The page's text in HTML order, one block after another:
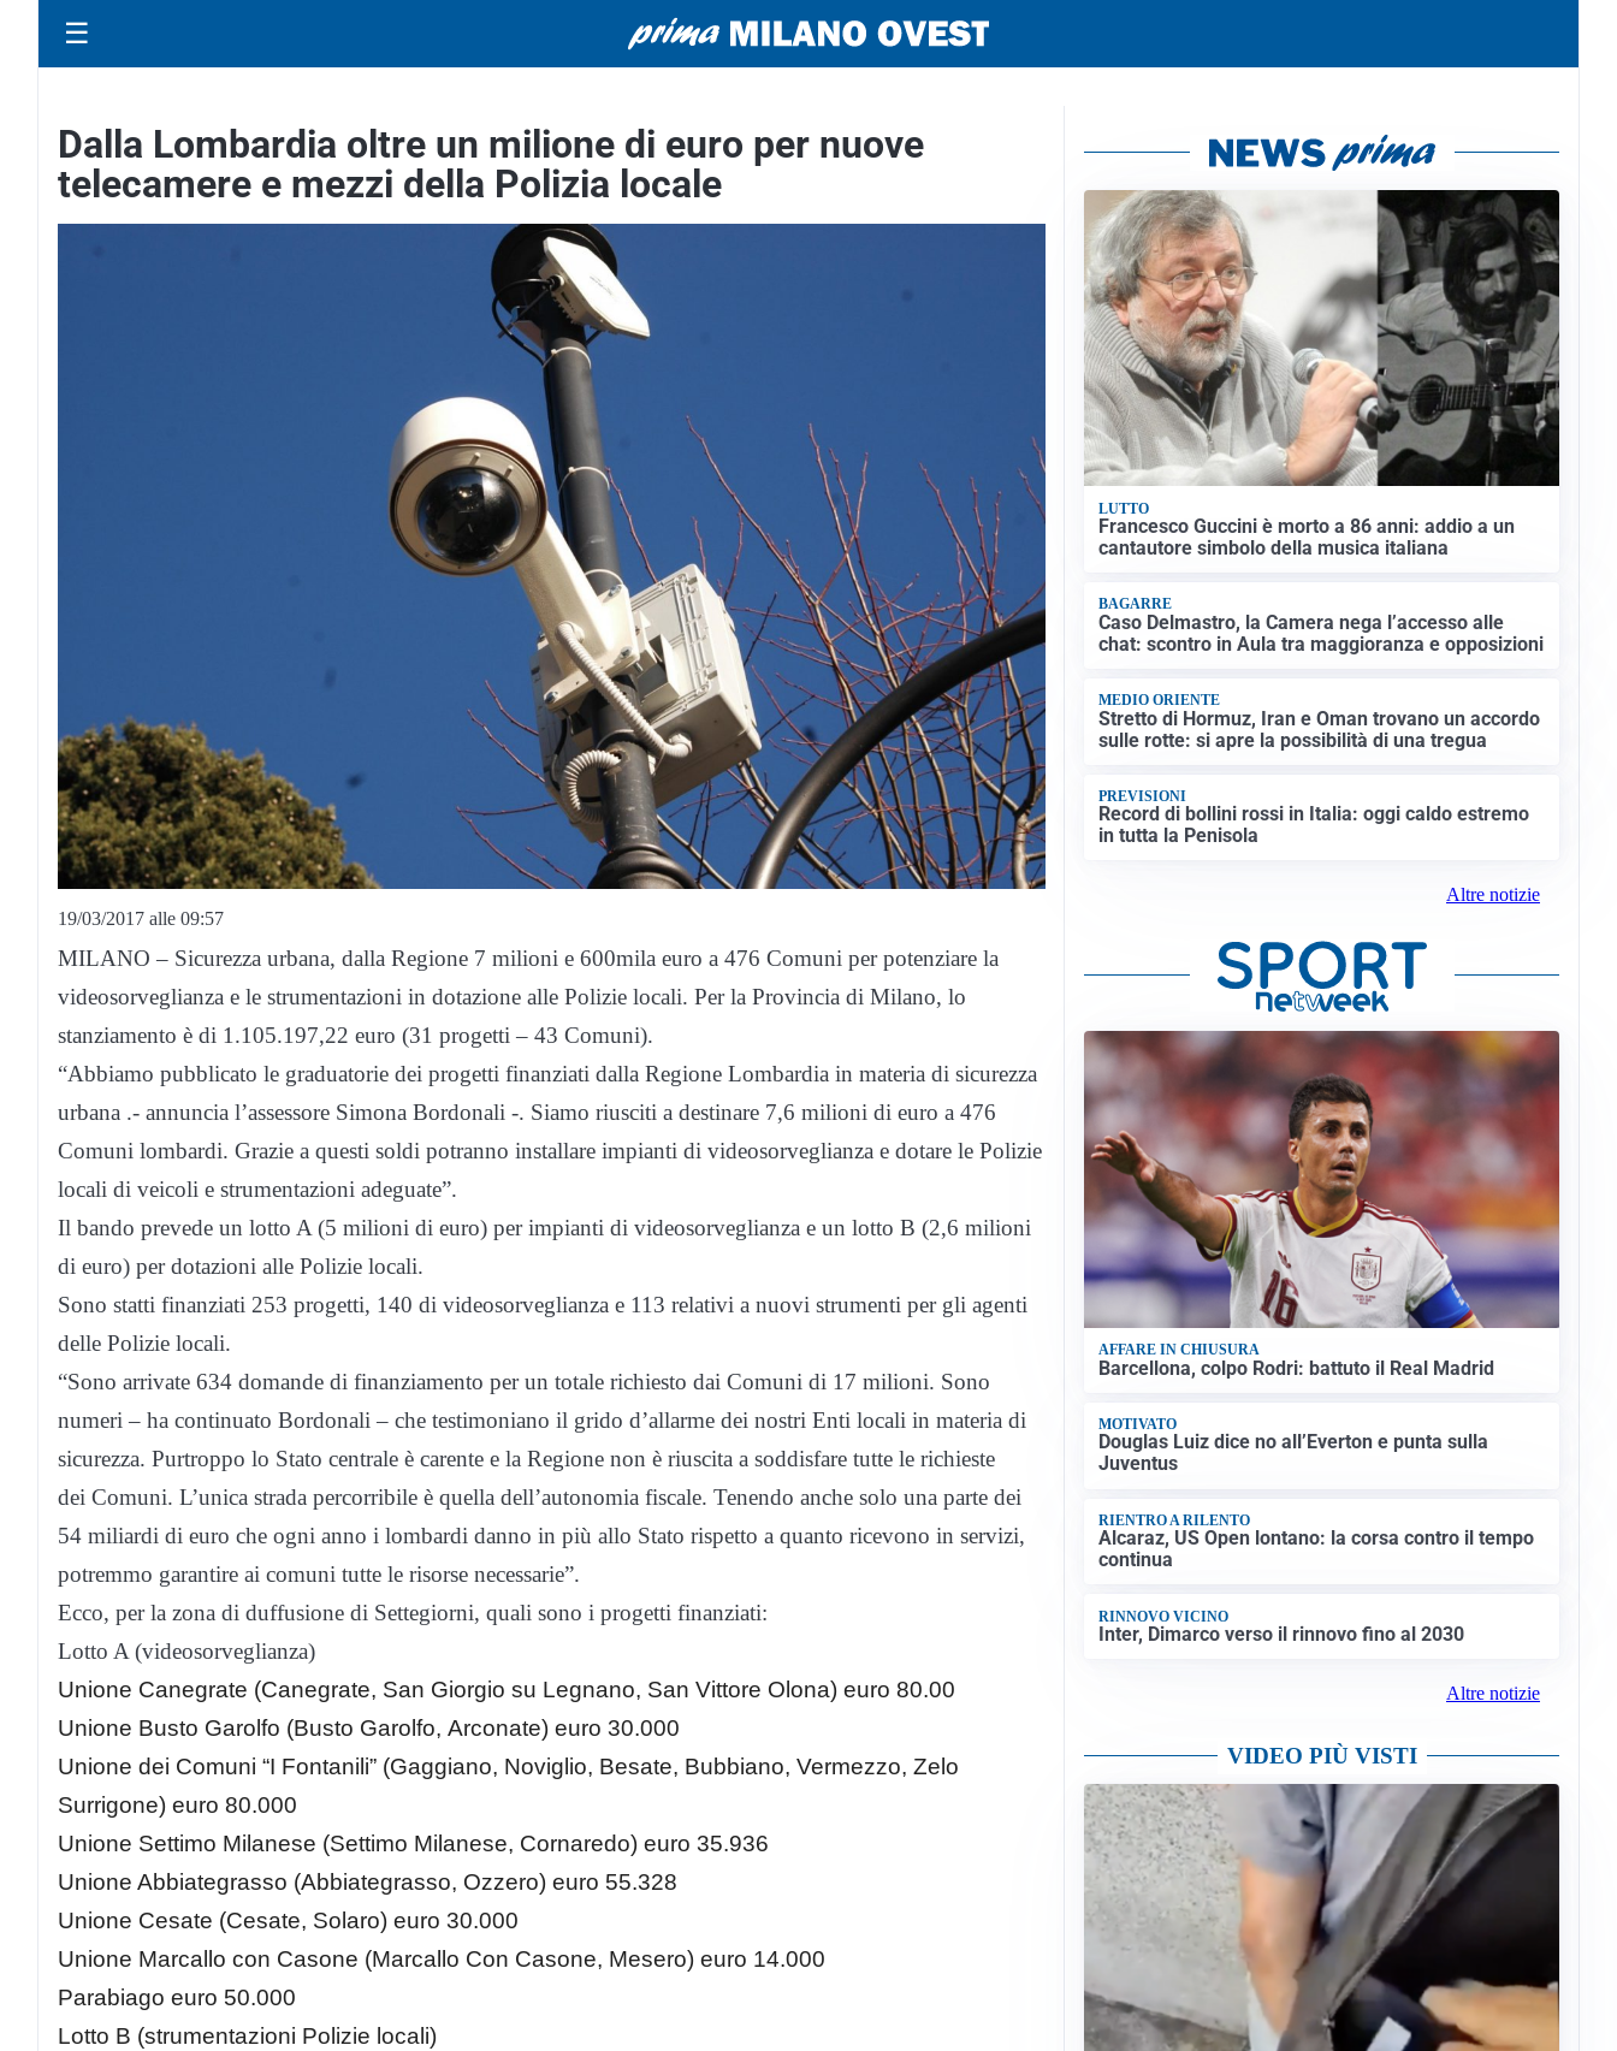
☰
Dalla Lombardia oltre un milione di euro per nuove
telecamere e mezzi della Polizia locale
19/03/2017 alle 09:57
MILANO – Sicurezza urbana, dalla Regione 7 milioni e 600mila euro a 476 Comuni per potenziare la
videosorveglianza e le strumentazioni in dotazione alle Polizie locali. Per la Provincia di Milano, lo
stanziamento è di 1.105.197,22 euro (31 progetti – 43 Comuni).
“Abbiamo pubblicato le graduatorie dei progetti finanziati dalla Regione Lombardia in materia di sicurezza
urbana .- annuncia l’assessore Simona Bordonali -. Siamo riusciti a destinare 7,6 milioni di euro a 476
Comuni lombardi. Grazie a questi soldi potranno installare impianti di videosorveglianza e dotare le Polizie
locali di veicoli e strumentazioni adeguate”.
Il bando prevede un lotto A (5 milioni di euro) per impianti di videosorveglianza e un lotto B (2,6 milioni
di euro) per dotazioni alle Polizie locali.
Sono statti finanziati 253 progetti, 140 di videosorveglianza e 113 relativi a nuovi strumenti per gli agenti
delle Polizie locali.
“Sono arrivate 634 domande di finanziamento per un totale richiesto dai Comuni di 17 milioni. Sono
numeri – ha continuato Bordonali – che testimoniano il grido d’allarme dei nostri Enti locali in materia di
sicurezza. Purtroppo lo Stato centrale è carente e la Regione non è riuscita a soddisfare tutte le richieste
dei Comuni. L’unica strada percorribile è quella dell’autonomia fiscale. Tenendo anche solo una parte dei
54 miliardi di euro che ogni anno i lombardi danno in più allo Stato rispetto a quanto ricevono in servizi,
potremmo garantire ai comuni tutte le risorse necessarie”.
Ecco, per la zona di duffusione di Settegiorni, quali sono i progetti finanziati:
Lotto A (videosorveglianza)
Unione Canegrate (Canegrate, San Giorgio su Legnano, San Vittore Olona) euro 80.00
Unione Busto Garolfo (Busto Garolfo, Arconate) euro 30.000
Unione dei Comuni “I Fontanili” (Gaggiano, Noviglio, Besate, Bubbiano, Vermezzo, Zelo
Surrigone) euro 80.000
Unione Settimo Milanese (Settimo Milanese, Cornaredo) euro 35.936
Unione Abbiategrasso (Abbiategrasso, Ozzero) euro 55.328
Unione Cesate (Cesate, Solaro) euro 30.000
Unione Marcallo con Casone (Marcallo Con Casone, Mesero) euro 14.000
Parabiago euro 50.000
Lotto B (strumentazioni Polizie locali)
LUTTO
Francesco Guccini è morto a 86 anni: addio a un
cantautore simbolo della musica italiana
BAGARRE
Caso Delmastro, la Camera nega l’accesso alle
chat: scontro in Aula tra maggioranza e opposizioni
MEDIO ORIENTE
Stretto di Hormuz, Iran e Oman trovano un accordo
sulle rotte: si apre la possibilità di una tregua
PREVISIONI
Record di bollini rossi in Italia: oggi caldo estremo
in tutta la Penisola
Altre notizie
AFFARE IN CHIUSURA
Barcellona, colpo Rodri: battuto il Real Madrid
MOTIVATO
Douglas Luiz dice no all’Everton e punta sulla
Juventus
RIENTRO A RILENTO
Alcaraz, US Open lontano: la corsa contro il tempo
continua
RINNOVO VICINO
Inter, Dimarco verso il rinnovo fino al 2030
Altre notizie
VIDEO PIÙ VISTI